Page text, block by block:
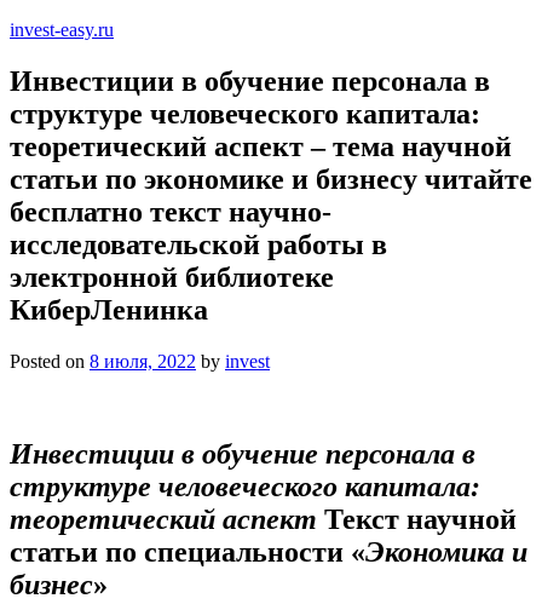
invest-easy.ru
Инвестиции в обучение персонала в
структуре человеческого капитала:
теоретический аспект – тема научной
статьи по экономике и бизнесу читайте
бесплатно текст научно-
исследовательской работы в
электронной библиотеке
КиберЛенинка
Posted on 8 июля, 2022 by invest
Инвестиции в обучение персонала в
структуре человеческого капитала:
теоретический аспект Текст научной
статьи по специальности «Экономика и
бизнес»